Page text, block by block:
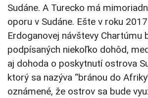
Sudáne. A Turecko má
oporu v Sudáne. Ešte v roku
Erdoganovej návštevy Chartúmu
podpísaných niekoľko dohôd,
aj dohoda o poskytnutí ostrova
ktorý sa nazýva “bránou do
oznámené, že ostrov sa bude